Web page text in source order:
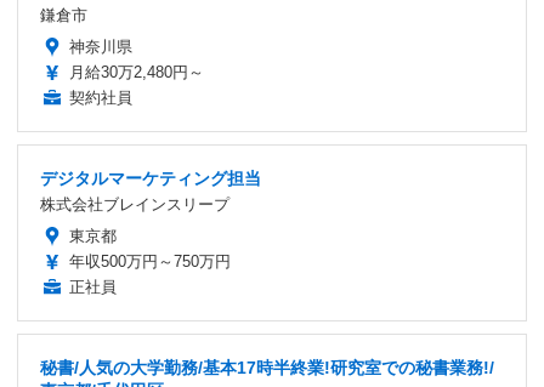
鎌倉市
神奈川県
月給30万2,480円～
契約社員
デジタルマーケティング担当
株式会社ブレインスリープ
東京都
年収500万円～750万円
正社員
秘書/人気の大学勤務/基本17時半終業!研究室での秘書業務!/